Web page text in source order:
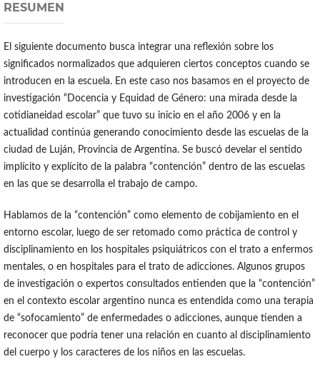
RESUMEN
El siguiente documento busca integrar una reflexión sobre los
significados normalizados que adquieren ciertos conceptos cuando se
introducen en la escuela. En este caso nos basamos en el proyecto de
investigación “Docencia y Equidad de Género: una mirada desde la
cotidianeidad escolar” que tuvo su inicio en el año 2006 y en la
actualidad continúa generando conocimiento desde las escuelas de la
ciudad de Luján, Provincia de Argentina. Se buscó develar el sentido
implícito y explícito de la palabra “contención” dentro de las escuelas
en las que se desarrolla el trabajo de campo.
Hablamos de la “contención” como elemento de cobijamiento en el
entorno escolar, luego de ser retomado como práctica de control y
disciplinamiento en los hospitales psiquiátricos con el trato a enfermos
mentales, o en hospitales para el trato de adicciones. Algunos grupos
de investigación o expertos consultados entienden que la “contención”
en el contexto escolar argentino nunca es entendida como una terapia
de “sofocamiento” de enfermedades o adicciones, aunque tienden a
reconocer que podría tener una relación en cuanto al disciplinamiento
del cuerpo y los caracteres de los niños en las escuelas.